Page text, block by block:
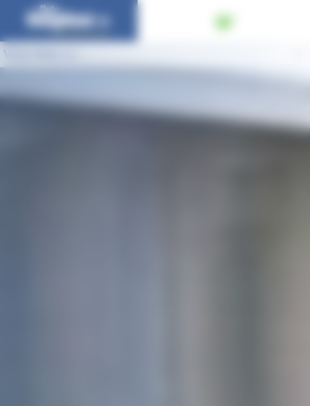
Vous êtes ici :
Panneau de gestion des cookies